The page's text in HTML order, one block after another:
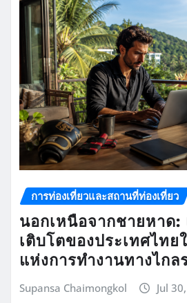
การท่องเที่ยวและสถานที่ท่องเที่ยว
นอกเหนือจากชายหาด:
เติบโตของประเทศไทย
แห่งการทำงานทางไกล
Supansa Chaimongkol Jul